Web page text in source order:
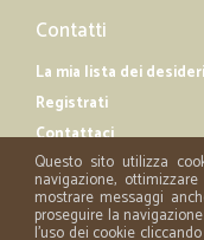
Contatti
La mia lista dei desideri
Registrati
Contattaci
Questo sito utilizza
navigazione,
mostrare messaggi
proseguire la
l'uso dei cookie